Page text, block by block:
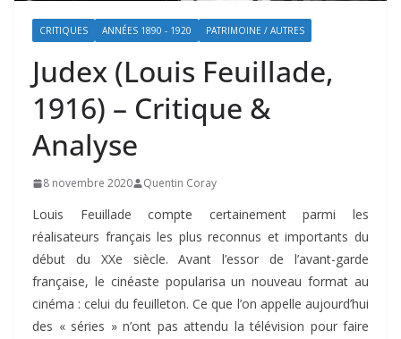
CRITIQUES ANNÉES 1890 - 1920 PATRIMOINE / AUTRES
Judex (Louis Feuillade,
1916) – Critique &
Analyse
8 novembre 2020 Quentin Coray
Louis Feuillade compte certainement parmi les
réalisateurs français les plus reconnus et importants du
début du XXe siècle. Avant l’essor de l’avant-garde
française, le cinéaste popularisa un nouveau format au
cinéma : celui du feuilleton. Ce que l’on appelle aujourd’hui
des « séries » n’ont pas attendu la télévision pour faire